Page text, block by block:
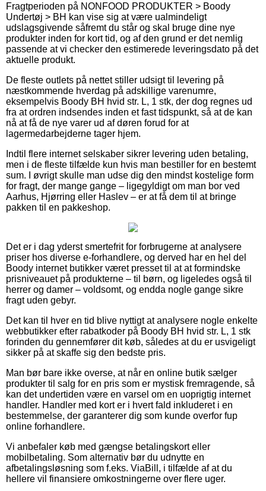
Fragtperioden på NONFOOD PRODUKTER > Boody
Undertøj > BH kan vise sig at være ualmindeligt
udslagsgivende såfremt du står og skal bruge dine nye
produkter inden for kort tid, og af den grund er det nemlig
passende at vi checker den estimerede leveringsdato på det
aktuelle produkt.
De fleste outlets på nettet stiller udsigt til levering på
næstkommende hverdag på adskillige varenumre,
eksempelvis Boody BH hvid str. L, 1 stk, der dog regnes ud
fra at ordren indsendes inden et fast tidspunkt, så at de kan
nå at få de nye varer ud af døren forud for at
lagermedarbejderne tager hjem.
Indtil flere internet selskaber sikrer levering uden betaling,
men i de fleste tilfælde kun hvis man bestiller for en bestemt
sum. I øvrigt skulle man udse dig den mindst kostelige form
for fragt, der mange gange – ligegyldigt om man bor ved
Aarhus, Hjørring eller Haslev – er at få dem til at bringe
pakken til en pakkeshop.
Det er i dag yderst smertefrit for forbrugerne at analysere
priser hos diverse e-forhandlere, og derved har en hel del
Boody internet butikker været presset til at at formindske
prisniveauet på produkterne – til børn, og ligeledes også til
herrer og damer – voldsomt, og endda nogle gange sikre
fragt uden gebyr.
Det kan til hver en tid blive nyttigt at analysere nogle enkelte
webbutikker efter rabatkoder på Boody BH hvid str. L, 1 stk
forinden du gennemfører dit køb, således at du er usvigeligt
sikker på at skaffe sig den bedste pris.
Man bør bare ikke overse, at når en online butik sælger
produkter til salg for en pris som er mystisk fremragende, så
kan det undertiden være en varsel om en uoprigtig internet
handler. Handler med kort er i hvert fald inkluderet i en
bestemmelse, der garanterer dig som kunde overfor fup
online forhandlere.
Vi anbefaler køb med gængse betalingskort eller
mobilbetaling. Som alternativ bør du udnytte en
afbetalingsløsning som f.eks. ViaBill, i tilfælde af at du
hellere vil finansiere omkostningerne over flere uger.